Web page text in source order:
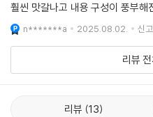
훨씬 맛갈나고 내용 구성이 풍부해
서를 통해 배우고 익힐 수 있다.
n*******a 2025.08.02. 신고
리뷰 전
리뷰 13